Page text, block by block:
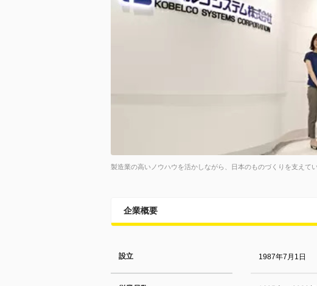
製造業の高いノウハウを活かしながら、日本のものづくりを支えてい
企業概要
設立 1987年7月1日